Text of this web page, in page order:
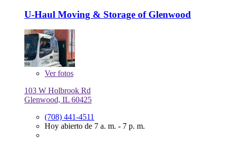
U-Haul Moving & Storage of Glenwood
Verfotos
103 W Holbrook Rd
Glenwood, IL 60425
(708) 441-4511
Hoy abierto de 7 a. m. - 7 p. m.